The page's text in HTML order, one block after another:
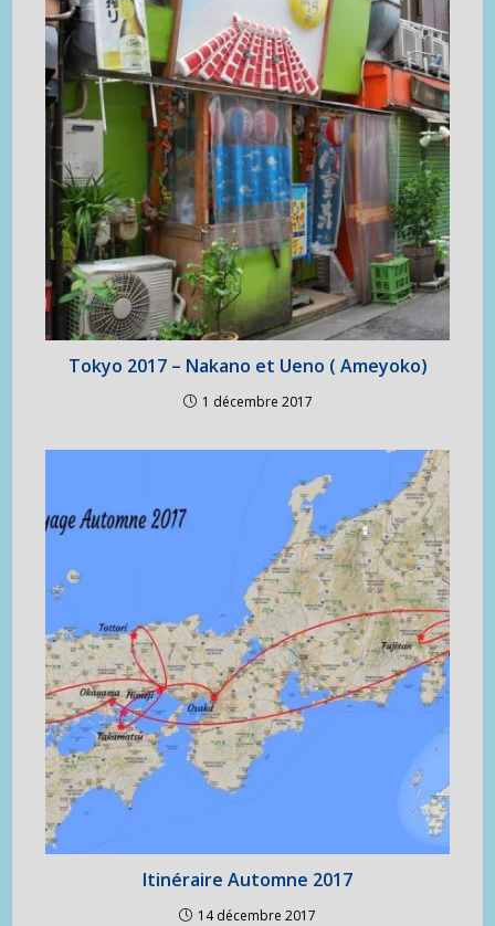
Tokyo 2017 – Nakano et Ueno ( Ameyoko)
1 décembre 2017
Itinéraire Automne 2017
14 décembre 2017